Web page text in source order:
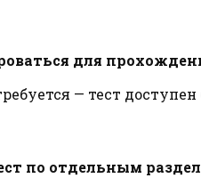
для
— тест
по отдельным